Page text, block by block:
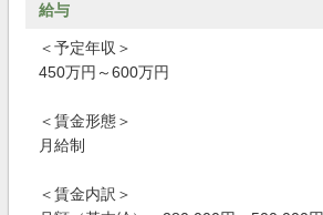
給与
＜予定年収＞
450万円～600万円
＜賃金形態＞
月給制
＜賃金内訳＞